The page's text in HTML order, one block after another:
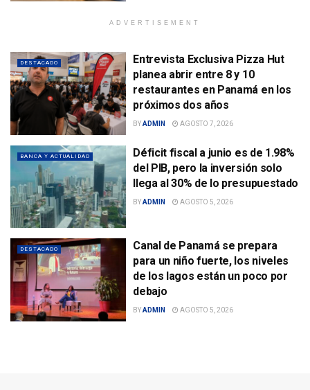
ADVERTISEMENT
DESTACADO
Entrevista Exclusiva Pizza Hut
planea abrir entre 8 y 10
restaurantes en Panamá en los
próximos dos años
BYADMIN AGOSTO 7, 2026
BANCA Y ACTUALIDAD
Déficit fiscal a junio es de 1.98%
del PIB, pero la inversión solo
llega al 30% de lo presupuestado
BYADMIN AGOSTO 5, 2026
DESTACADO
Canal de Panamá se prepara
para un niño fuerte, los niveles
de los lagos están un poco por
debajo
BYADMIN AGOSTO 5, 2026